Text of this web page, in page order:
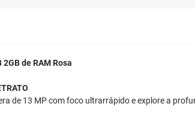
de RAM Rosa
de 13 MP com foco ultrarrápido e explore a